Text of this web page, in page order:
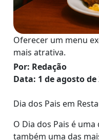
Oferecer um menu
mais atrativa.
Por: Redação
Data: 1 de agosto de
Dia dos Pais em
O Dia dos Pais é
também uma das